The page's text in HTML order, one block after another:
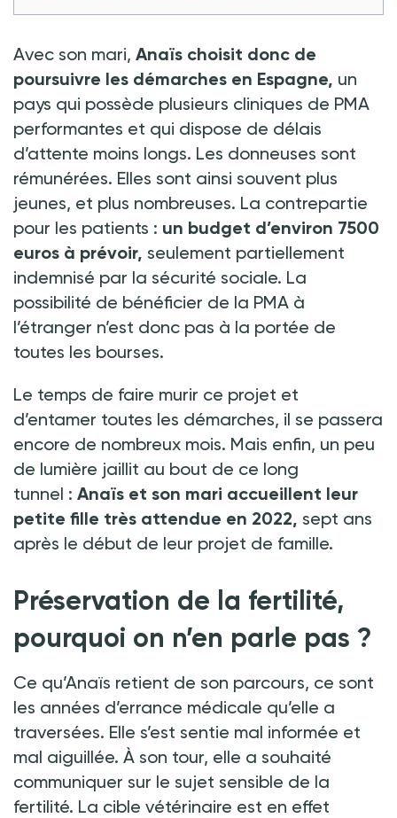
Avec son mari, Anaïs choisit donc de
poursuivre les démarches en Espagne, un
pays qui possède plusieurs cliniques de PMA
performantes et qui dispose de délais
d’attente moins longs. Les donneuses sont
rémunérées. Elles sont ainsi souvent plus
jeunes, et plus nombreuses. La contrepartie
pour les patients : un budget d’environ 7500
euros à prévoir, seulement partiellement
indemnisé par la sécurité sociale. La
possibilité de bénéficier de la PMA à
l’étranger n’est donc pas à la portée de
toutes les bourses.
Le temps de faire murir ce projet et
d’entamer toutes les démarches, il se passera
encore de nombreux mois. Mais enfin, un peu
de lumière jaillit au bout de ce long
tunnel : Anaïs et son mari accueillent leur
petite fille très attendue en 2022, sept ans
après le début de leur projet de famille.
Préservation de la fertilité,
pourquoi on n’en parle pas ?
Ce qu’Anaïs retient de son parcours, ce sont
les années d’errance médicale qu’elle a
traversées. Elle s’est sentie mal informée et
mal aiguillée. À son tour, elle a souhaité
communiquer sur le sujet sensible de la
fertilité. La cible vétérinaire est en effet